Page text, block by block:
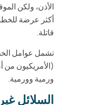
الأذن، ولكن
أكثر عرضة
قاتلة.
تشمل عوامل
(الأمريكيون
ورمية وورمية.
السلائل